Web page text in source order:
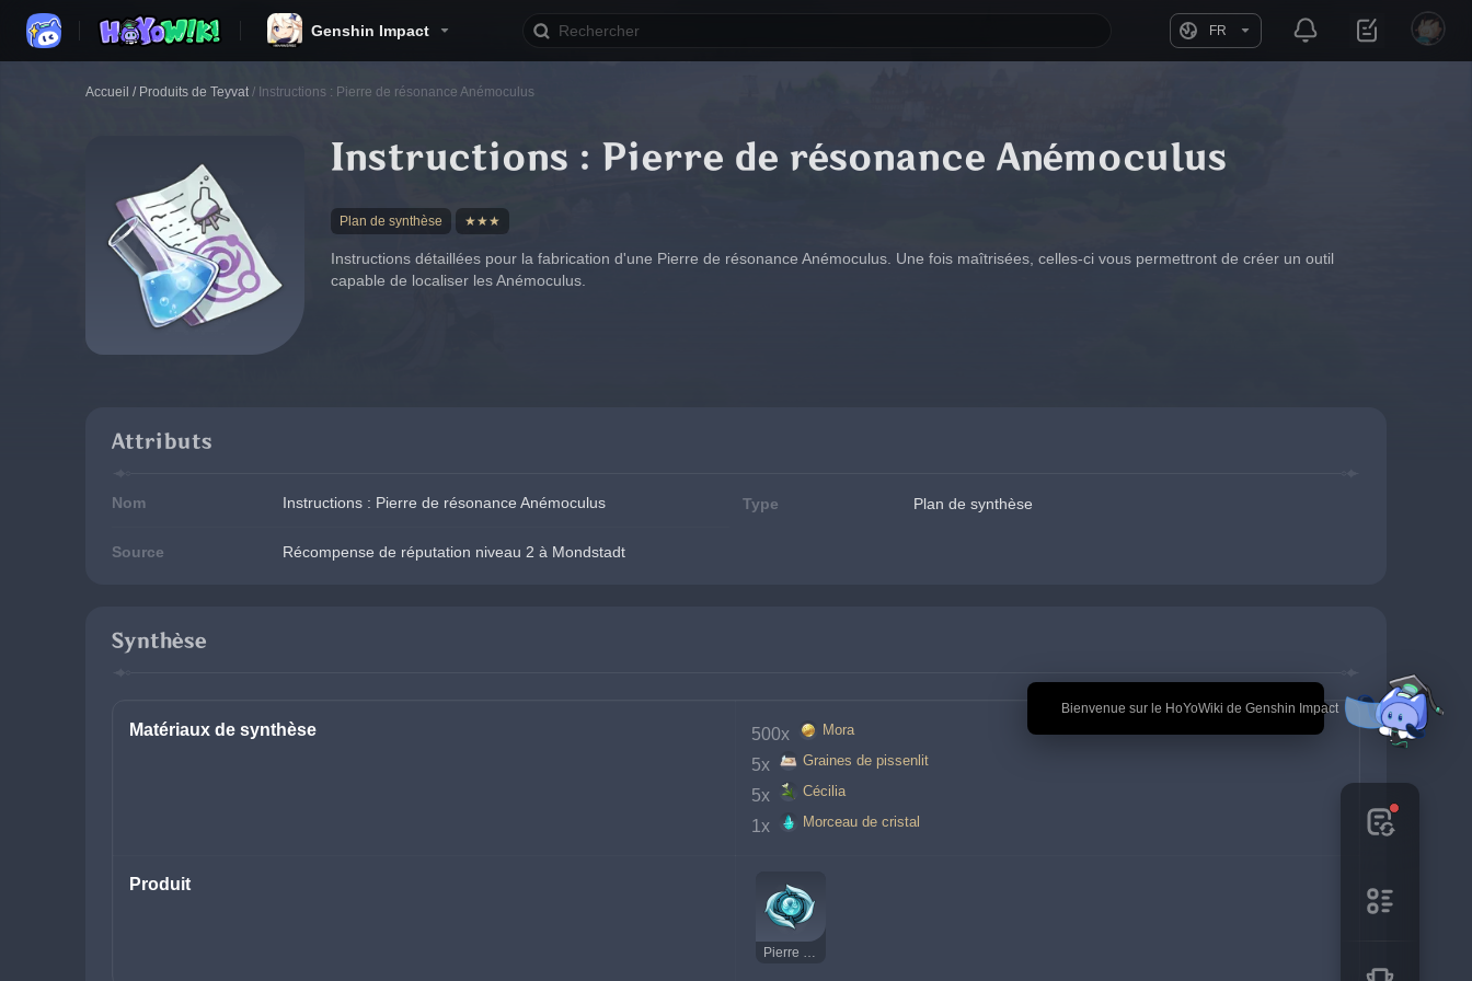
Genshin Impact FR
🎉 Bienvenue sur le HoYoWiki de Genshin Impact
Accueil / Produits de Teyvat / Instructions : Pierre de résonance Anémoculus
Instructions : Pierre de résonance Anémoculus
Plan de synthèse ★★★
Instructions détaillées pour la fabrication d'une Pierre de résonance Anémoculus. Une fois maîtrisées, celles-ci vous permettront de créer un outil
capable de localiser les Anémoculus.
Attributs
Nom Instructions : Pierre de résonance Anémoculus Type Plan de synthèse
Source Récompense de réputation niveau 2 à Mondstadt
Synthèse
Matériaux de synthèse 500x Mora
5x Graines de pissenlit
5x Cécilia
1x Morceau de cristal
Produit
Pierre de résonance Anémoculus